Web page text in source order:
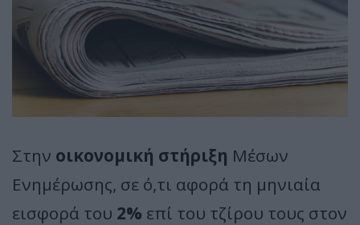
Στην οικονομική στήριξη Μέσων
Ενημέρωσης, σε ό,τι αφορά τη μηνιαία
εισφορά του 2% επί του τζίρου τους στον